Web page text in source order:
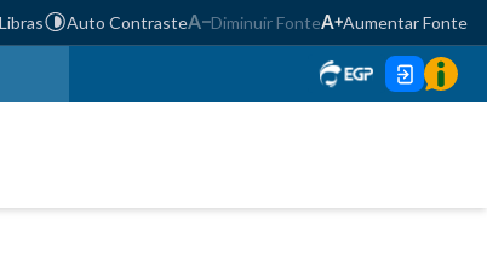
Auto Contraste Diminuir Fonte Aumentar Fonte